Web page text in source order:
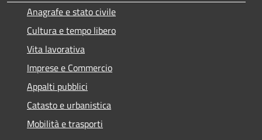
Anagrafe e stato civile
Cultura e tempo libero
Vita lavorativa
Imprese e Commercio
Appalti pubblici
Catasto e urbanistica
Mobilità e trasporti